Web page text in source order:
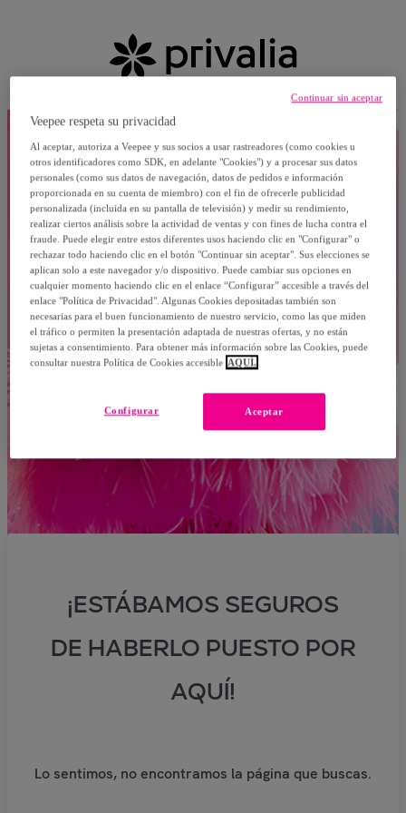
¡ESTÁBAMOS SEGUROS
DE HABERLO PUESTO POR
AQUÍ!
Lo sentimos, no encontramos la página que buscas.
Veepee respeta su privacidad
Al aceptar, autoriza a Veepee y sus socios a usar rastreadores (como cookies u
otros identificadores como SDK, en adelante "Cookies") y a procesar sus datos
personales (como sus datos de navegación, datos de pedidos e información
proporcionada en su cuenta de miembro) con el fin de ofrecerle publicidad
personalizada (incluida en su pantalla de televisión) y medir su rendimiento,
realizar ciertos análisis sobre la actividad de ventas y con fines de lucha contra el
fraude. Puede elegir entre estos diferentes usos haciendo clic en "Configurar" o
rechazar todo haciendo clic en el botón "Continuar sin aceptar". Sus elecciones se
aplican solo a este navegador y/o dispositivo. Puede cambiar sus opciones en
cualquier momento haciendo clic en el enlace “Configurar” accesible a través del
enlace "Política de Privacidad". Algunas Cookies depositadas también son
necesarias para el buen funcionamiento de nuestro servicio, como las que miden
el tráfico o permiten la presentación adaptada de nuestras ofertas, y no están
sujetas a consentimiento. Para obtener más información sobre las Cookies, puede
consultar nuestra Política de Cookies accesible AQUÍ.
Aceptar
Configurar
Continuar sin aceptar